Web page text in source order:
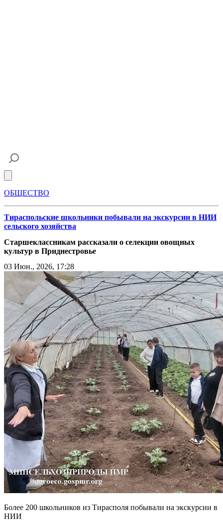
ОБЩЕСТВО
Тираспольские школьники побывали на экскурсии в НИИ
сельского хозяйства
Старшеклассникам рассказали о селекции овощных
культур в Приднестровье
03 Июн., 2026, 17:28
Более 200 школьников из Тирасполя побывали на экскурсии в
НИИ